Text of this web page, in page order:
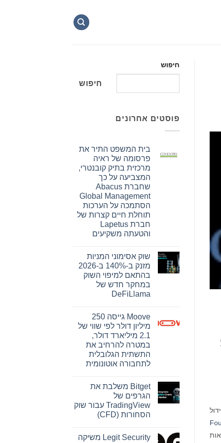
חיפוש
חיפוש
פוסטים אחרונים
בית המשפט התיר את
פרסומה של ראיה
מרכזית בתיק קובנטרי,
המצביעה על כך
שחברת Abacus
Global Management
הסתמכה על הערכות
תוחלת חיים קצרות של
חברת Lapetus
והטעתה משקיעים
על
בית
המשפט
התיר
את
פרסומה
של
בתיק
קובנטרי,
המצביעה
על
כך
שחברת
Abacus
Global
Management
הערכות
תוחלת
חיים
קצרות
חברת
משקיעים
שוק אסימוני המניות
מזנק ב-140% ב-2026
בהתאם למיפוי השוק
במחקר חדש של
DeFiLlama
על
שוק
אסימוני
המניות
מזנק
ב-140%
ב-2026
בהתאם
למיפוי
חדש
של
DeFiLlama
Moove גייסה 250
מיליון דולר לפי שווי של
2.1 מיליארד דולר,
במטרה להרחיב את
התשתית הגלובלית
לתחבורה אוטונומית
על
Moove
גייסה
250
מיליון
דולר
של
Bitget משלבת את
הגרפים של
TradingView עבור שוק
הסחורות (CFD)
על
Legit Security משיקה